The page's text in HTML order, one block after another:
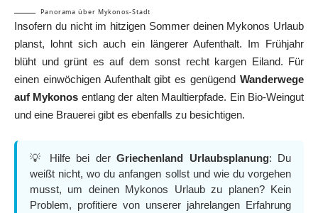
Panorama über Mykonos-Stadt
Insofern du nicht im hitzigen Sommer deinen Mykonos Urlaub
planst, lohnt sich auch ein längerer Aufenthalt. Im Frühjahr
blüht und grünt es auf dem sonst recht kargen Eiland. Für
einen einwöchigen Aufenthalt gibt es genügend Wanderwege
auf Mykonos entlang der alten Maultierpfade. Ein Bio-Weingut
und eine Brauerei gibt es ebenfalls zu besichtigen.
💡 Hilfe bei derGriechenland Urlaubsplanung: Du
weißt nicht, wo du anfangen sollst und wie du vorgehen
musst, um deinen Mykonos Urlaub zu planen? Kein
Problem, profitiere von unserer jahrelangen Erfahrung